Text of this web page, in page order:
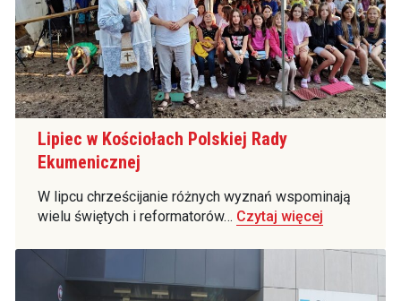
Lipiec w Kościołach Polskiej Rady
Ekumenicznej
W lipcu chrześcijanie różnych wyznań wspominają
wielu świętych i reformatorów… Czytaj więcej